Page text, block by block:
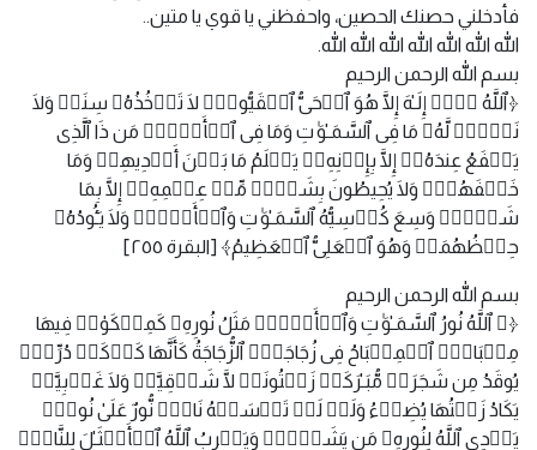
فأدخلني حصنك الحصين، واحفظني يا قوي يا متين..
الله الله الله الله الله الله الله.
بسم الله الرحمن الرحيم
﴿ٱللَّهُ لَاۤ إِلَـٰهَ إِلَّا هُوَ ٱلۡحَیُّ ٱلۡقَیُّومُۚ لَا تَأۡخُذُهُۥ سِنَةࣱ وَلَا
نَوۡمࣱۚ لَّهُۥ مَا فِی ٱلسَّمَـٰوَ ٰ⁠تِ وَمَا فِی ٱلۡأَرۡضِۗ مَن ذَا ٱلَّذِی
یَشۡفَعُ عِندَهُۥۤ إِلَّا بِإِذۡنِهِۦۚ یَعۡلَمُ مَا بَیۡنَ أَیۡدِیهِمۡ وَمَا
خَلۡفَهُمۡۖ وَلَا یُحِیطُونَ بِشَیۡءࣲ مِّنۡ عِلۡمِهِۦۤ إِلَّا بِمَا
شَاۤءَۚ وَسِعَ كُرۡسِیُّهُ ٱلسَّمَـٰوَ ٰ⁠تِ وَٱلۡأَرۡضَۖ وَلَا یَـُٔودُهُۥ
حِفۡظُهُمَاۚ وَهُوَ ٱلۡعَلِیُّ ٱلۡعَظِیمُ﴾ [البقرة ٢٥٥]
بسم الله الرحمن الرحيم
﴿۞ ٱللَّهُ نُورُ ٱلسَّمَـٰوَ ٰ⁠تِ وَٱلۡأَرۡضِۚ مَثَلُ نُورِهِۦ كَمِشۡكَوٰةࣲ فِیهَا
مِصۡبَاحٌۖ ٱلۡمِصۡبَاحُ فِی زُجَاجَةٍۖ ٱلزُّجَاجَةُ كَأَنَّهَا كَوۡكَبࣱ دُرِّیࣱّ
یُوقَدُ مِن شَجَرَةࣲ مُّبَـٰرَكَةࣲ زَیۡتُونَةࣲ لَّا شَرۡقِیَّةࣲ وَلَا غَرۡبِیَّةࣲ
یَكَادُ زَیۡتُهَا یُضِیۤءُ وَلَوۡ لَمۡ تَمۡسَسۡهُ نَارࣱۚ نُّورٌ عَلَىٰ نُورࣲۚ
یَهۡدِی ٱللَّهُ لِنُورِهِۦ مَن یَشَاۤءُۚ وَیَضۡرِبُ ٱللَّهُ ٱلۡأَمۡثَـٰلَ لِلنَّاسِۗ